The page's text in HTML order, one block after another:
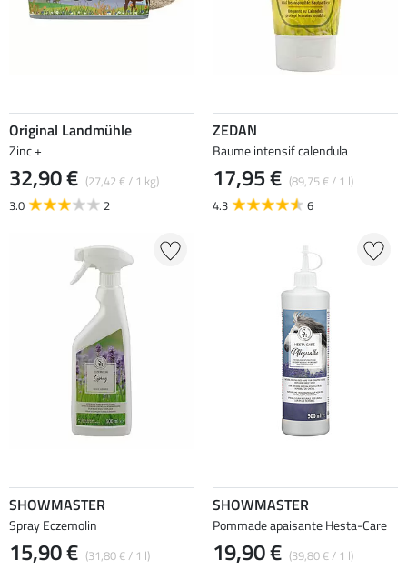
Original Landmühle
Zinc +
32,90 € (27,42 € / 1 kg)
3.0
2
ZEDAN
Baume intensif calendula
17,95 € (89,75 € / 1 l)
4.3
6
SHOWMASTER
Spray Eczemolin
15,90 € (31,80 € / 1 l)
SHOWMASTER
Pommade apaisante Hesta-Care
19,90 € (39,80 € / 1 l)